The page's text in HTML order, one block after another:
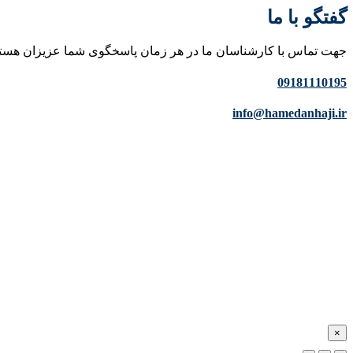
گفتگو با ما
جهت تماس با کارشناسان ما در هر زمان پاسخگوی شما عزیزان
09181110195
info@hamedanhaji.ir
×